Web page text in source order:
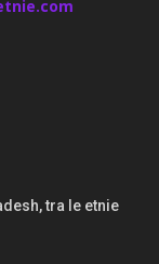
tra le etnie